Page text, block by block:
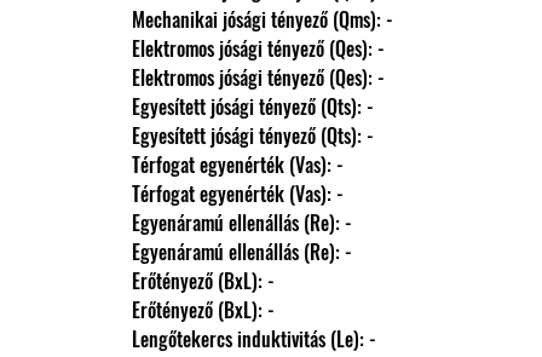
                Mechanikai jósági tényező (Qms): -
                Elektromos jósági tényező (Qes): -
                Elektromos jósági tényező (Qes): -
                Egyesített jósági tényező (Qts): -
                Egyesített jósági tényező (Qts): -
                Térfogat egyenérték (Vas): -
                Térfogat egyenérték (Vas): -
                Egyenáramú ellenállás (Re): -
                Egyenáramú ellenállás (Re): -
                Erőtényező (BxL): -
                Erőtényező (BxL): -
                Lengőtekercs induktivitás (Le): -